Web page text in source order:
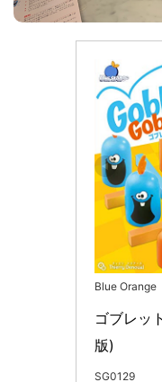
Blue Orange
ゴブレッ
版)
SG0129